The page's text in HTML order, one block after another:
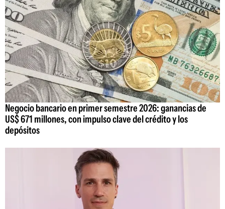
Negocio bancario en primer semestre 2026: ganancias de
US$ 671 millones, con impulso clave del crédito y los
depósitos